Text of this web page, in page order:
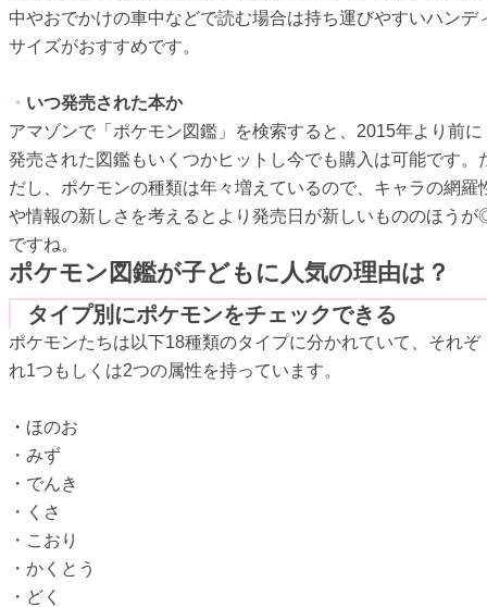
中やおでかけの車中などで読む場合は持ち運びやすいハンデ
サイズがおすすめです。
・ いつ発売された本か
アマゾンで「ポケモン図鑑」を検索すると、2015年より前に
発売された図鑑もいくつかヒットし今でも購入は可能です。
だし、ポケモンの種類は年々増えているので、キャラの網羅
や情報の新しさを考えるとより発売日が新しいもののほう
ですね。
ポケモン図鑑が子どもに人気の理由は？
タイプ別にポケモンをチェックできる
ポケモンたちは以下18種類のタイプに分かれていて、それぞ
れ1つもしくは2つの属性を持っています。
・ ほのお
・みず
・でんき
・くさ
・こおり
・かくとう
・どく